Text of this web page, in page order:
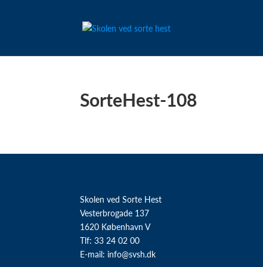
SorteHest-108
Skolen ved Sorte Hest
Vesterbrogade 137
1620 København V
Tlf: 33 24 02 00
E-mail: info@svsh.dk